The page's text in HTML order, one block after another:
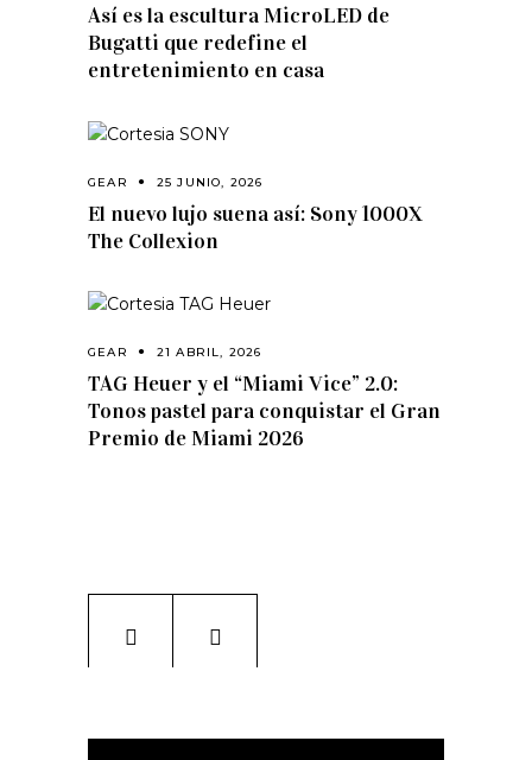
Así es la escultura MicroLED de
Bugatti que redefine el
entretenimiento en casa
GEAR 25 JUNIO, 2026
El nuevo lujo suena así: Sony 1000X
The Collexion
GEAR 21 ABRIL, 2026
TAG Heuer y el “Miami Vice” 2.0:
Tonos pastel para conquistar el Gran
Premio de Miami 2026